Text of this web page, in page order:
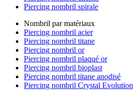
Piercing nombril spirale
Nombril par matériaux
Piercing nombril acier
Piercing nombril titane
Piercing nombril or
Piercing nombril plaqué or
Piercing nombril bioplast
Piercing nombril titane anodisé
Piercing nombril Crystal Evolution